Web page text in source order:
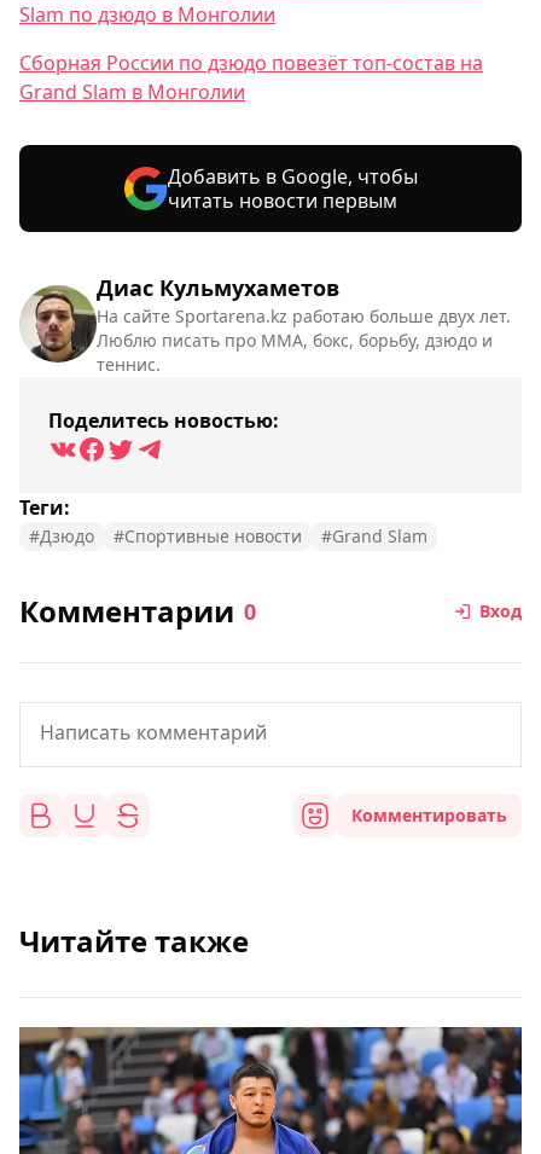
Диас Кульмухаметов
На сайте Sportarena.kz работаю больше двух лет.
Люблю писать про ММА, бокс, борьбу, дзюдо и
теннис.
Поделитесь новостью:
Теги:
#Дзюдо #Спортивные новости #Grand Slam
Slam по дзюдо в Монголии
Сборная России по дзюдо повезёт топ-состав на
Grand Slam в Монголии
Добавить в Google, чтобы
читать новости первым
Комментарии 0 Вход
Комментировать
Читайте также